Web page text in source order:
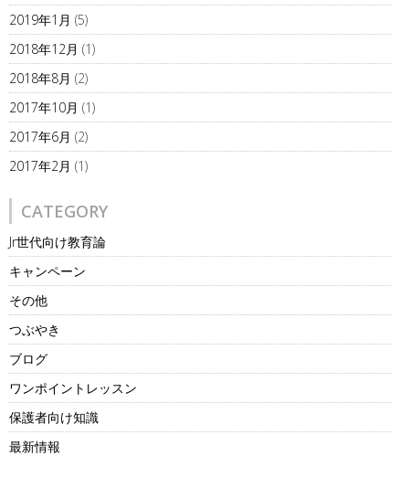
2019年1月 (5)
2018年12月 (1)
2018年8月 (2)
2017年10月 (1)
2017年6月 (2)
2017年2月 (1)
CATEGORY
Jr世代向け教育論
キャンペーン
その他
つぶやき
ブログ
ワンポイントレッスン
保護者向け知識
最新情報